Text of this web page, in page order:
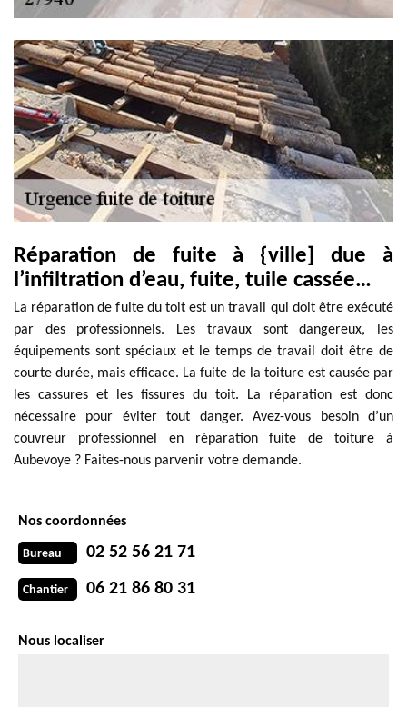
Réparation de fuite à {ville] due à
l’infiltration d’eau, fuite, tuile cassée…
La réparation de fuite du toit est un travail qui doit être exécuté
par des professionnels. Les travaux sont dangereux, les
équipements sont spéciaux et le temps de travail doit être de
courte durée, mais efficace. La fuite de la toiture est causée par
les cassures et les fissures du toit. La réparation est donc
nécessaire pour éviter tout danger. Avez-vous besoin d’un
couvreur professionnel en réparation fuite de toiture à
Aubevoye ? Faites-nous parvenir votre demande.
Nos coordonnées
Bureau 02 52 56 21 71
Chantier 06 21 86 80 31
Nous localiser